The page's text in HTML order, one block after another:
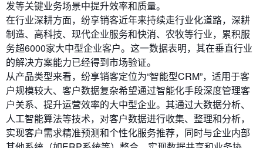
发等关键业务场景中提升效率和质量。
在行业深耕方面，纷享销客近年来持续走行业化道路，深耕
制造、高科技、现代企业服务和快消、农牧等行业，累积服
务超6000家大中型企业客户。这一数据表明，其在垂直行业
的解决方案能力已经得到市场验证。
从产品类型来看，纷享销客定位为“智能型CRM”，适用于客
户规模较大、客户数据复杂希望通过智能化手段深度管理客
户关系、提升运营效率的大中型企业。其通过大数据分析、
人工智能算法等技术，对客户数据进行收集、整理和分析，
实现客户需求精准预测和个性化服务推荐，同时与企业内部